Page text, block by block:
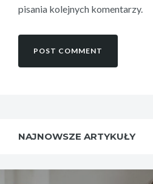
pisania kolejnych komentarzy.
NAJNOWSZE ARTYKUŁY